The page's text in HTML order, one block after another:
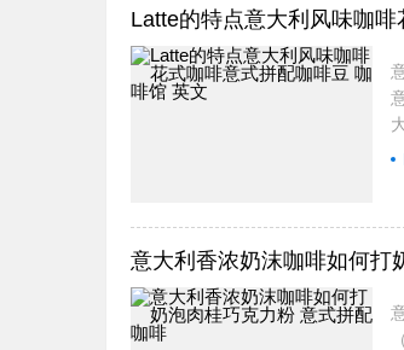
Latte的特点意大利风味咖
意大利香浓奶沫咖啡如何打